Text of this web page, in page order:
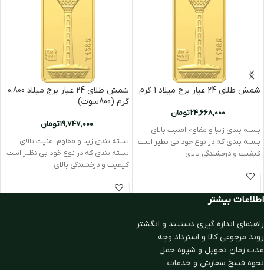
شمش طلای 24 عیار برج میلاد 1 گرم
24,668,000تومان
بسته بندی زیبا و مقاوم امنیت بالای
بسته بندی که در نوع خود بی نظیر است
کیفیت و درخشندگی بالای
شمش طلای 24 عیار برج میلاد 0.800
گرم (800سوت)
19,747,000تومان
بسته بندی زیبا و مقاوم امنیت بالای
بسته بندی که در نوع خود بی نظیر است
کیفیت و درخشندگی بالای
اطلاعات بیشتر
راهنمای اندازه گیری دستبند و انگشتر
روند مرجوعی کالا و استرداد وجه
مدت زمان تحويل و شیوه حمل
نحوه فسخ سفارش و خدمات